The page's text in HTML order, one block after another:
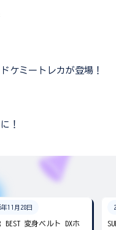
ケミートレカが登場！
！
年11月28日
BEST 変身ベルト DXホ